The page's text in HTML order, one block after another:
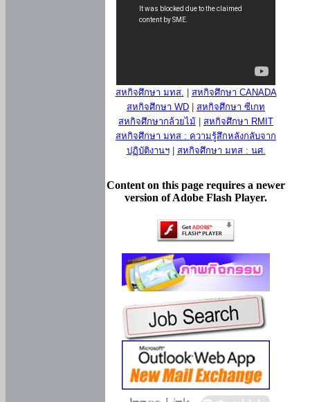
สหกิจศึกษา มทส.
สหกิจศึกษา CANADA
สหกิจศึกษา WD
สหกิจศึกษา ซีเกท
สหกิจศึกษากล้วยไม้
สหกิจศึกษา RMIT
สหกิจศึกษา มทส : ความรู้สึกหลังกลับจาก
ปฏิบัติงานฯ| สหกิจศึกษา มทส : นศ.
Content on this page requires a newer
version of Adobe Flash Player.